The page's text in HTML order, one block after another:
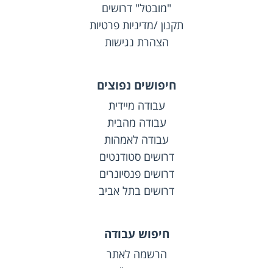
"מובטל" דרושים
תקנון /מדיניות פרטיות
הצהרת נגישות
חיפושים נפוצים
עבודה מיידית
עבודה מהבית
עבודה לאמהות
דרושים סטודנטים
דרושים פנסיונרים
דרושים בתל אביב
חיפוש עבודה
הרשמה לאתר